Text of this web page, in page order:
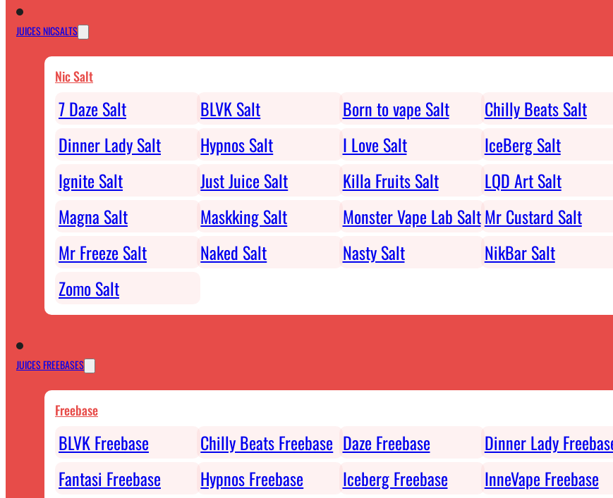
JUICES NICSALTS
Nic Salt
7 Daze Salt BLVK Salt Born to vape Salt
Chilly Beats Salt
Dinner Lady Salt
Hypnos Salt I Love Salt
IceBerg Salt
Ignite Salt
Just Juice Salt Killa Fruits Salt
LQD Art Salt
Magna Salt
Maskking Salt Monster Vape Lab SaltMr Custard Salt
Mr Freeze Salt
Naked Salt Nasty Salt
NikBar Salt
Zomo Salt
JUICES FREEBASES
Freebase
BLVK Freebase Chilly Beats Freebase Daze Freebase
Dinner Lady
Fantasi Freebase
Hypnos Freebase Iceberg Freebase
InneVape Freebase